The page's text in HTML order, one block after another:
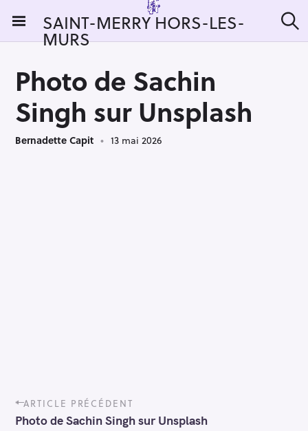
i
SAINT-MERRY HORS-LES-
MURS e
Photo de Sachin
Singh sur Unsplash
Bernadette Capit 13 mai 2026
P
o
s
ARTICLE PRÉCÉDENT
Photo de Sachin Singh sur Unsplash